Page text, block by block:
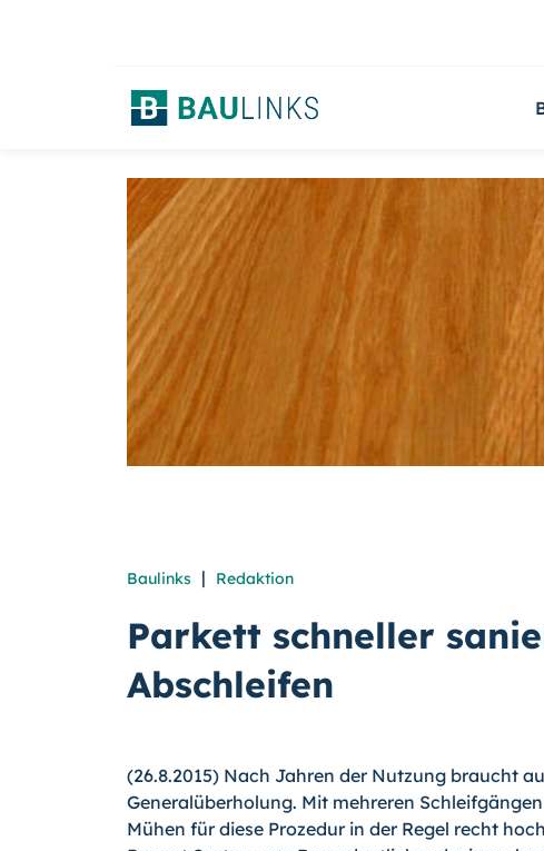
Baulinks | Redaktion
Parkett schneller
Abschleifen
(26.8.2015) Nach Jahren der Nutzung braucht
Generalüberholung. Mit mehreren
Mühen für diese Prozedur in der Regel recht